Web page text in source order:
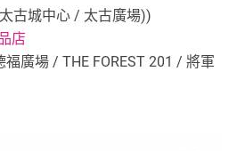
古城中心 / 太古廣場))
店
廣場 / THE FOREST 201 / 將軍